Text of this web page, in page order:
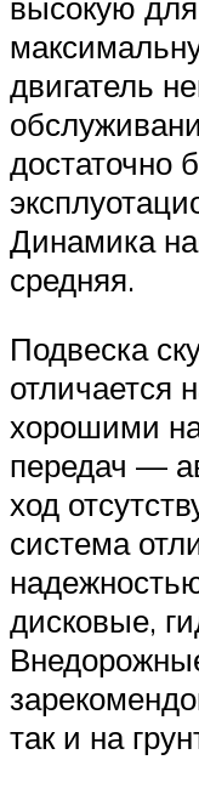
двигатель
достаточно
Динамика
средняя.
Подвеска
отличается
хорошими
передач —
ход
система
дисковые,
так и на